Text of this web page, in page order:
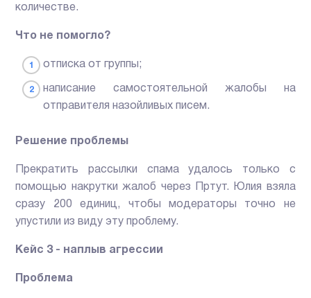
количестве.
Что не помогло?
отписка от группы;
написание самостоятельной жалобы на
отправителя назойливых писем.
Решение проблемы
Прекратить рассылки спама удалось только с
помощью накрутки жалоб через Пртут. Юлия взяла
сразу 200 единиц, чтобы модераторы точно не
упустили из виду эту проблему.
Кейс 3 - наплыв агрессии
Проблема